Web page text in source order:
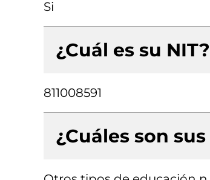
Si
¿Cuál es su NIT?
811008591
¿Cuáles son